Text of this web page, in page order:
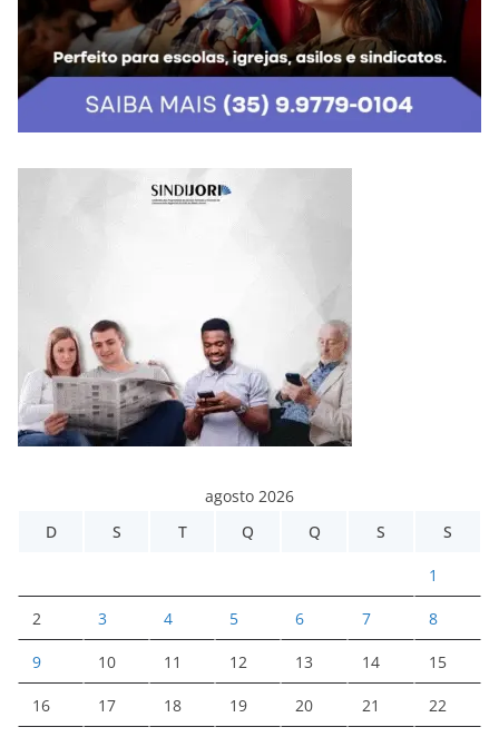
agosto 2026
D
S T Q Q S S
1
2 3 4 5 6 7 8
9 10 11 12 13 14 15
16 17 18 19 20 21 22